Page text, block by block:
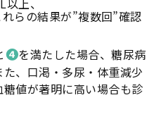
らの結果が”複数回”確認
➍を満たした場合、糖尿病
、口渇・多尿・体重減少
値が著明に高い場合も診